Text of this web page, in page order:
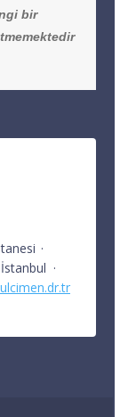
bir
·
İstanbul ·